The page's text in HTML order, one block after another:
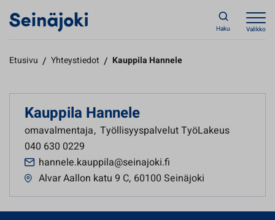
Haku Valikko
Etusivu / Yhteystiedot / Kauppila Hannele
Kauppila Hannele
omavalmentaja, Työllisyyspalvelut TyöLakeus
040 630 0229
hannele.kauppila@seinajoki.fi
Alvar Aallon katu 9 C, 60100 Seinäjoki